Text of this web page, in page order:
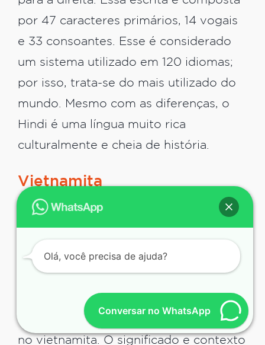
por 47 caracteres primários, 14 vogais
e 33 consoantes. Esse é considerado
um sistema utilizado em 120 idiomas;
por isso, trata-se do mais utilizado do
mundo. Mesmo com as diferenças, o
Hindi é uma língua muito rica
culturalmente e cheia de história.
Vietnamita
O idioma vietnamita é o idioma oficial
milhões de falantes nativos. O maior
brasileiros é a pronúncia das palavras.
Existem ao menos seis variações tonais
no vietnamita. O significado e contexto
Conversar no WhatsApp
Olá, você precisa de ajuda?